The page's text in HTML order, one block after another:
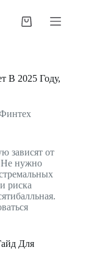
В 2025 Году,
зависят от
Не нужно
риска
Для